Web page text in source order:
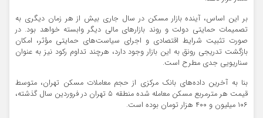
بر این اساس، آینده بازار مسکن در سال جاری بیش از هر زمان دیگری به
تصمیمات حمایتی دولت و روند بازارهای مالی دیگر وابسته خواهد بود. در
صورت تثبیت شرایط اقتصادی و اجرای سیاست‌های حمایتی مؤثر، امکان
بازگشت تدریجی رونق به این بازار وجود دارد، هرچند تداوم رکود نیز به عنوان
سناریویی جدی مطرح است.
بنا به آخرین داده‌های بانک مرکزی از حجم معاملات مسکن تهران، متوسط
قیمت هر مترمربع مسکن معامله شده منطقه ۵ تهران در فروردین سال گذشته،
۱۰۶ میلیون و ۴۰۰ هزار تومان بوده است.